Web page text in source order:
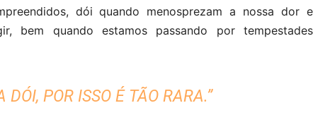
dói quando menosprezam a nossa dor e
bem quando estamos passando por tempestades
DÓI, POR ISSO É TÃO RARA.”